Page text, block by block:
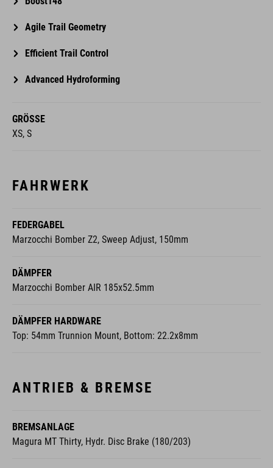
Agile Trail Geometry
Efficient Trail Control
Advanced Hydroforming
GRÖSSE
XS, S
FAHRWERK
FEDERGABEL
Marzocchi Bomber Z2, Sweep Adjust, 150mm
DÄMPFER
Marzocchi Bomber AIR 185x52.5mm
DÄMPFER HARDWARE
Top: 54mm Trunnion Mount, Bottom: 22.2x8mm
ANTRIEB & BREMSE
BREMSANLAGE
Magura MT Thirty, Hydr. Disc Brake (180/203)